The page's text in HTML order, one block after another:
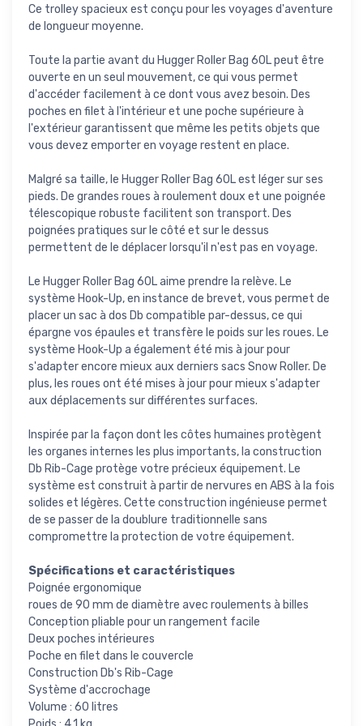
Ce trolley spacieux est conçu pour les voyages d'aventure
de longueur moyenne.
Toute la partie avant du Hugger Roller Bag 60L peut être
ouverte en un seul mouvement, ce qui vous permet
d'accéder facilement à ce dont vous avez besoin. Des
poches en filet à l'intérieur et une poche supérieure à
l'extérieur garantissent que même les petits objets que
vous devez emporter en voyage restent en place.
Malgré sa taille, le Hugger Roller Bag 60L est léger sur ses
pieds. De grandes roues à roulement doux et une poignée
télescopique robuste facilitent son transport. Des
poignées pratiques sur le côté et sur le dessus
permettent de le déplacer lorsqu'il n'est pas en voyage.
Le Hugger Roller Bag 60L aime prendre la relève. Le
système Hook-Up, en instance de brevet, vous permet de
placer un sac à dos Db compatible par-dessus, ce qui
épargne vos épaules et transfère le poids sur les roues. Le
système Hook-Up a également été mis à jour pour
s'adapter encore mieux aux derniers sacs Snow Roller. De
plus, les roues ont été mises à jour pour mieux s'adapter
aux déplacements sur différentes surfaces.
Inspirée par la façon dont les côtes humaines protègent
les organes internes les plus importants, la construction
Db Rib-Cage protège votre précieux équipement. Le
système est construit à partir de nervures en ABS à la fois
solides et légères. Cette construction ingénieuse permet
de se passer de la doublure traditionnelle sans
compromettre la protection de votre équipement.
Spécifications et caractéristiques
Poignée ergonomique
roues de 90 mm de diamètre avec roulements à billes
Conception pliable pour un rangement facile
Deux poches intérieures
Poche en filet dans le couvercle
Construction Db's Rib-Cage
Système d'accrochage
Volume : 60 litres